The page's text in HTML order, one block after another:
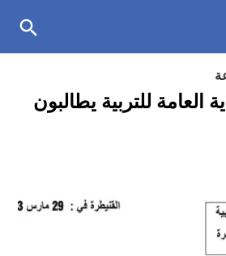
العامة للتربية يطالبون